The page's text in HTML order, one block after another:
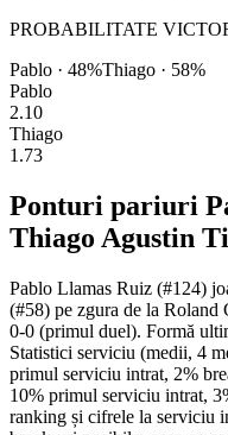
PROBABILITATE
Pablo · 48%Thiago · 58%
Pablo
2.10
Thiago
1.73
Ponturi pariuri
Thiago Agustin
Pablo Llamas Ruiz (#124)
(#58) pe zgura de la
0-0 (primul duel). Formă
Statistici serviciu (medii, 4
primul serviciu intrat, 2%
10% primul serviciu intrat,
ranking și cifrele la serviciu